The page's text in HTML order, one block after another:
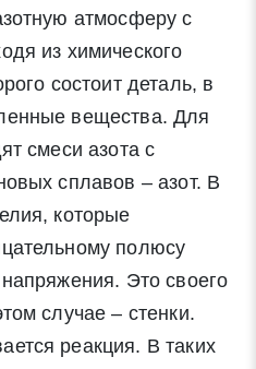
атмосферу с
из химического
состоит деталь, в
вещества. Для
смеси азота с
сплавов – азот. В
которые
полюсу
Это своего
случае – стенки.
реакция. В таких